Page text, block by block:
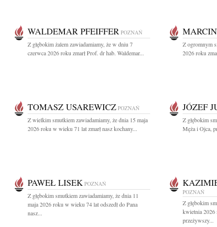
WALDEMAR PFEIFFER POZNAŃ
Z głębokim żalem zawiadamiamy, że w dniu 7
czerwca 2026 roku zmarł Prof. dr hab. Waldemar...
Z ogromnym
2026 roku
TOMASZ USAREWICZ POZNAŃ
Z wielkim smutkiem zawiadamiamy, że dnia 15 maja
2026 roku w wieku 71 lat zmarł nasz kochany...
JÓZEF
Z głębokim
Męża i Ojca,
PAWEŁ LISEK POZNAŃ
Z głębokim smutkiem zawiadamiamy, że dnia 11
maja 2026 roku w wieku 74 lat odszedł do Pana
nasz...
POZNAŃ
Z głębokim
kwietnia 2026
przeżywszy...